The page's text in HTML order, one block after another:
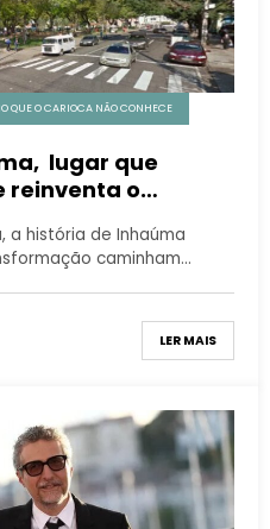
QUE O CARIOCA NÃO CONHECE
lugar que
reinventa o
a história de Inhaúma
caminham…
LER MAIS